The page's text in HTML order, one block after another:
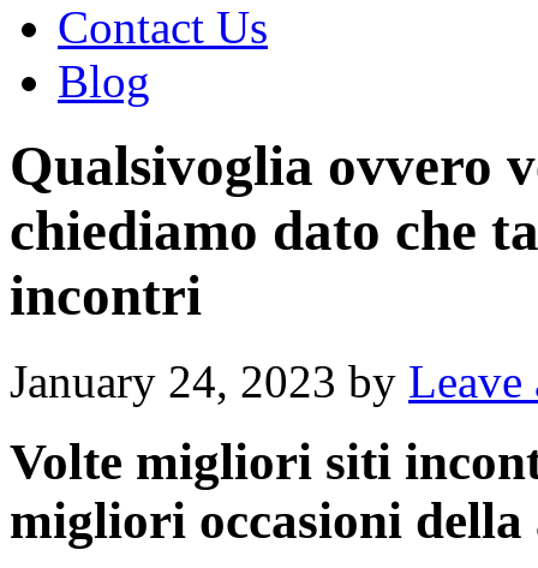
Contact Us
Blog
Qualsivoglia ovvero
chiediamo dato che
incontri
January 24, 2023 by Leave
Volte migliori siti
migliori occasioni